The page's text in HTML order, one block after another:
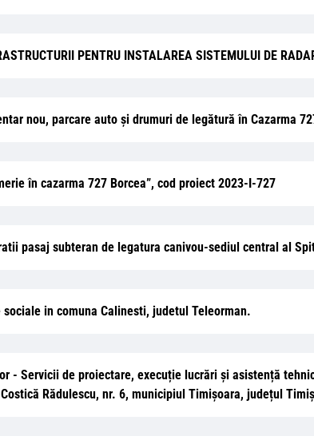
PENTRU INSTALAREA SISTEMULUI DE
nou, parcare auto și drumuri de legătură în Cazarma
în cazarma 727 Borcea”, cod proiect 2023-I-727
pasaj subteran de legatura canivou-sediul central al
in comuna Calinesti, judetul Teleorman.
- Servicii de proiectare, execuție lucrări și asistență
Rădulescu, nr. 6, municipiul Timișoara, județul